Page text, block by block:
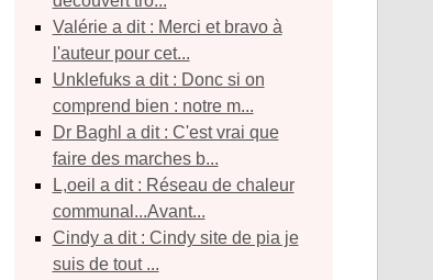
Valérie a dit : Merci et bravo à
l'auteur pour cet...
unklefuks a dit : Donc si on
comprend bien : notre m...
Dr Baghl a dit : C'est vrai que
faire des marches b...
l,oeil a dit : Réseau de chaleur
communal...Avant...
Cindy a dit : Cindy site de pia je
suis de tout ...